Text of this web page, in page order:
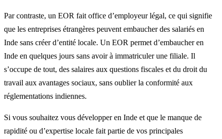
Par contraste, un EOR fait office d’employeur légal, ce qui signifie
que les entreprises étrangères peuvent embaucher des salariés en
Inde sans créer d’entité locale. Un EOR permet d’embaucher en
Inde en quelques jours sans avoir à immatriculer une filiale. Il
s’occupe de tout, des salaires aux questions fiscales et du droit du
travail aux avantages sociaux, sans oublier la conformité aux
réglementations indiennes.
Si vous souhaitez vous développer en Inde et que le manque de
rapidité ou d’expertise locale fait partie de vos principales